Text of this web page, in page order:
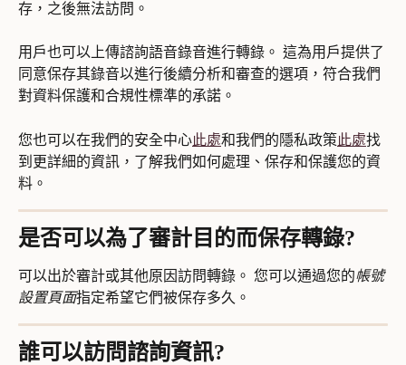
存，之後無法訪問。
用戶也可以上傳諮詢語音錄音進行轉錄。 這為用戶提供了
同意保存其錄音以進行後續分析和審查的選項，符合我們
對資料保護和合規性標準的承諾。
您也可以在我們的安全中心此處和我們的隱私政策此處找
到更詳細的資訊，了解我們如何處理、保存和保護您的資
料。
是否可以為了審計目的而保存轉錄?
可以出於審計或其他原因訪問轉錄。 您可以通過您的帳號
設置頁面指定希望它們被保存多久。
誰可以訪問諮詢資訊?